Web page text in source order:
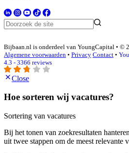
Bijbaan.nl is onderdeel van YoungCapital • ©
Algemene voorwaarden • Privacy Contact •
4.3 - 3366 reviews
Close
Hoe sorteren wij vacatures?
Sortering van vacatures
Bij het tonen van zoekresultaten
uit twee stappen om de meest relevante